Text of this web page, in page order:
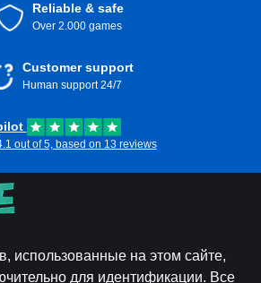
Reliable & safe
Over 2.000 games
Customer support
Human support 24/7
out of 5, based on 13 reviews
использованные на этом сайте,
для идентификации. Все